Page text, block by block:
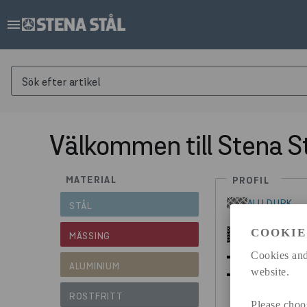
Cookies
website.
Please
menu
Sök efter artikel
Välkommen till Stena
MATERIAL
STÅL
MÄSSING
ALUMINIUM
ROSTFRITT
PROFIL
ALU DURK
DURK/
HEB BALK